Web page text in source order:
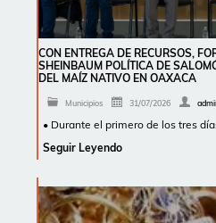
CON ENTREGA DE RECURSOS,
SHEINBAUM POLÍTICA DE
DEL MAÍZ NATIVO EN OAXACA
Municipios 31/07/2026
• Durante el primero de los tres
Seguir Leyendo